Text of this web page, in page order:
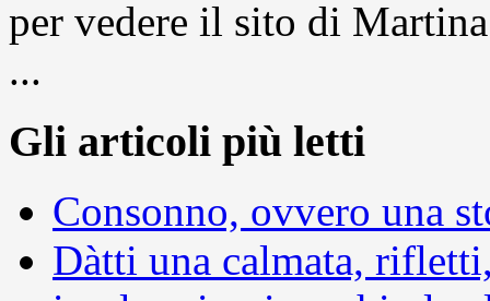
per vedere il sito di
...
Gli articoli più letti
Consonno, ovvero una
Dàtti una calmata,